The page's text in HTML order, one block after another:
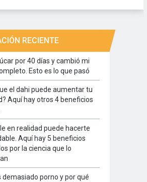
RECIENTE
por 40 días y cambió mi
Esto es lo que pasó
el dahi puede aumentar tu
Aquí hay otros 4 beneficios
en realidad puede hacerte
Aquí hay 5 beneficios
por la ciencia que lo
demasiado porno y por qué